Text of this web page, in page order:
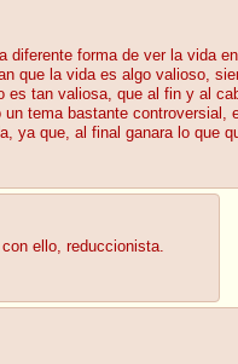
diferente forma de ver la vida
que la vida es algo valioso,
es tan valiosa, que al fin y al
tema bastante
ya que, al final ganara lo que
ello, reduccionista.